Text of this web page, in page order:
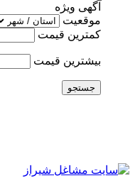
آگهی ویژه
موقعیت
کمترین قیمت
بیشترین قیمت
جستجو